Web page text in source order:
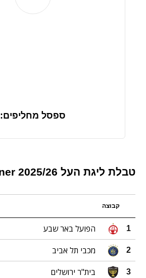
ספסל מחליפים:
טבלת ליגת העל 2025/26 Winner
קבוצה
1 הפועל באר שבע
2 מכבי תל אביב
3 בית"ר ירושלים